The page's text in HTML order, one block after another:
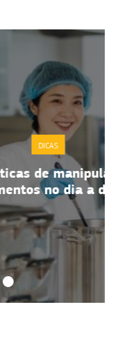
de
a dia